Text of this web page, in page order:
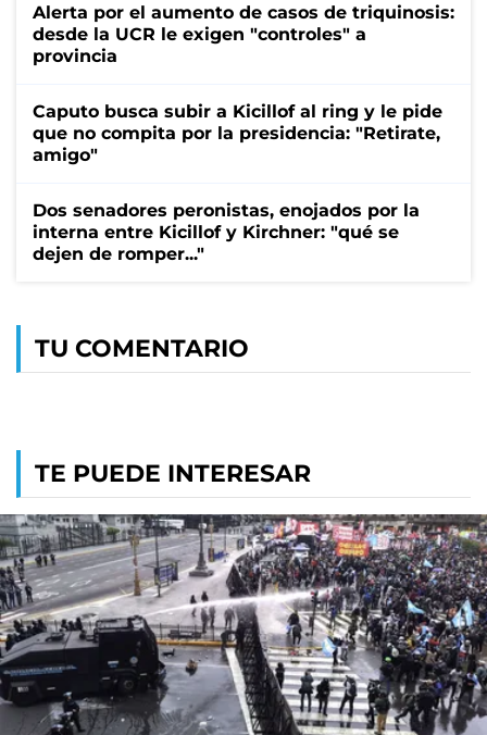
Alerta por el aumento de casos de triquinosis:
desde la UCR le exigen "controles" a
provincia
Caputo busca subir a Kicillof al ring y le pide
que no compita por la presidencia: "Retirate,
amigo"
Dos senadores peronistas, enojados por la
interna entre Kicillof y Kirchner: "qué se
dejen de romper..."
TU COMENTARIO
TE PUEDE INTERESAR